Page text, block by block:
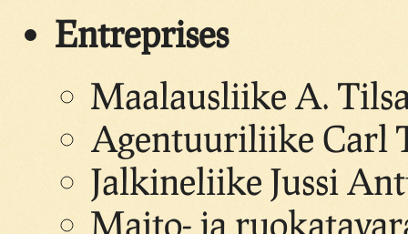
Entreprises
Maalausliike A.
Agentuuriliike Carl
Jalkineliike Jussi
Maito- ja